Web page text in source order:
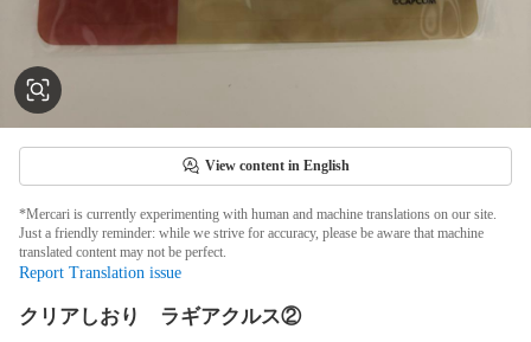
View content in English
*Mercari is currently experimenting with human and machine translations on our site.
Just a friendly reminder: while we strive for accuracy, please be aware that machine
translated content may not be perfect.
Report Translation issue
クリアしおり ラギアクルス②